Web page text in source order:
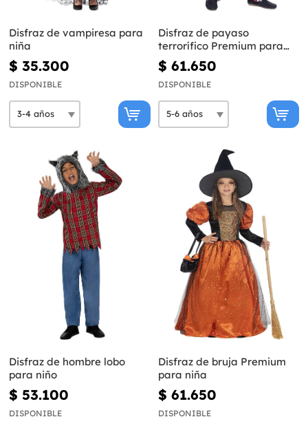
Disfraz de vampiresa para
niña
$ 35.300
DISPONIBLE
Disfraz de payaso
terrorífico Premium para
niño
$ 61.650
DISPONIBLE
Disfraz de hombre lobo
para niño
$ 53.100
DISPONIBLE
Disfraz de bruja Premium
para niña
$ 61.650
DISPONIBLE